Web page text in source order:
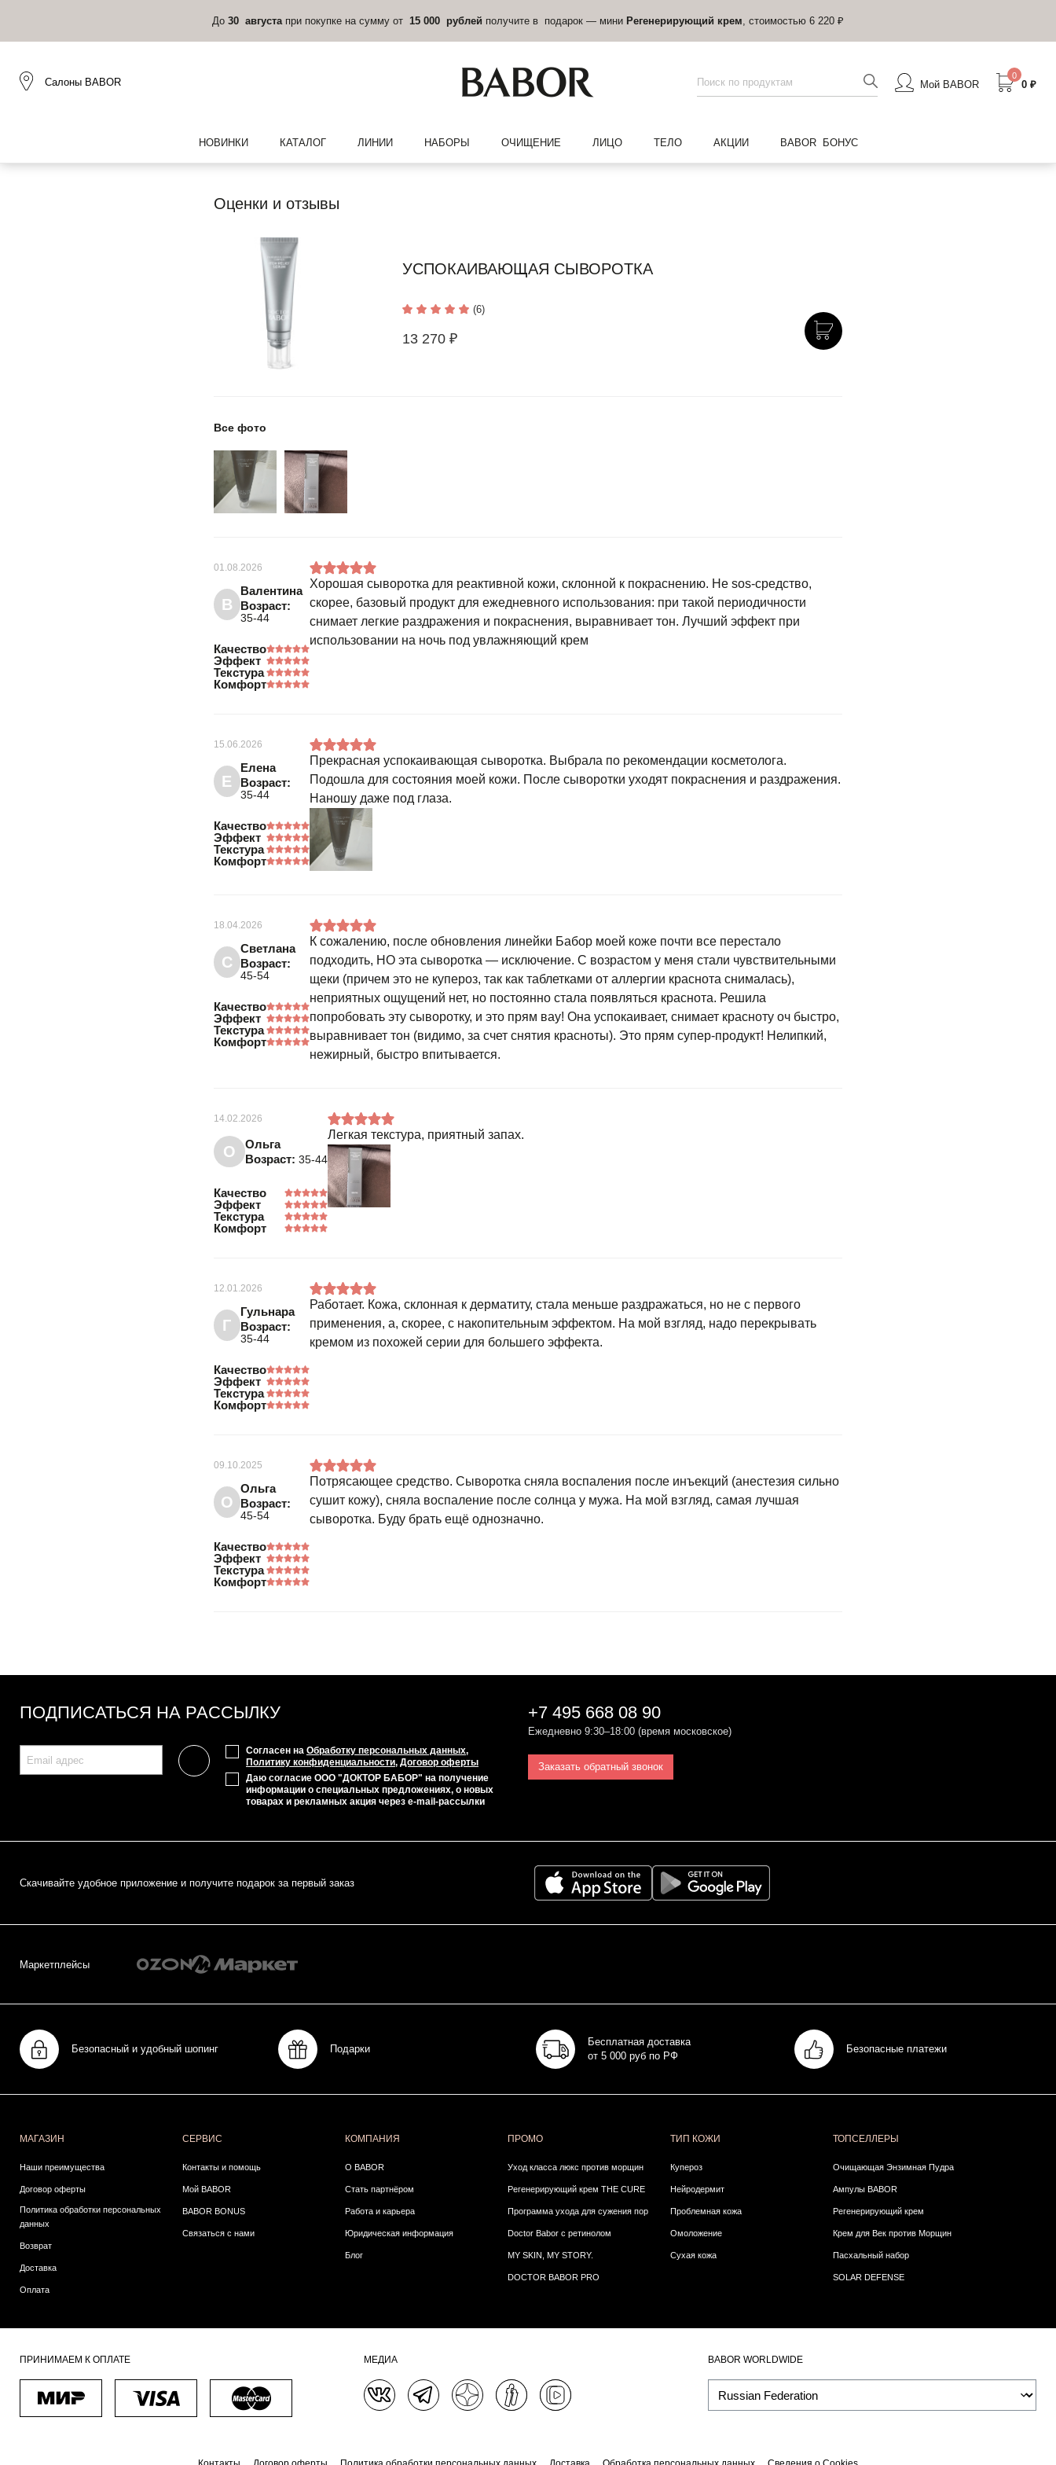
До 30 августа при покупке на сумму от 15 000 рублей получите в подарок — мини Регенерирующий крем , стоимостью 6 220 ₽
Салоны BABOR Мой BABOR
0
0 ₽
НОВИНКИ КАТАЛОГ ЛИНИИ НАБОРЫ ОЧИЩЕНИЕ ЛИЦО ТЕЛО АКЦИИ BABOR БОНУС
Оценки и отзывы
УСПОКАИВАЮЩАЯ СЫВОРОТКА
(6)
13 270 ₽
Все фото
01.08.2026
В
Валентина
Возраст:
35-44
Качество
Эффект
Текстура
Комфорт
Хорошая сыворотка для реактивной кожи, склонной к покраснению. Не sos-средство,
скорее, базовый продукт для ежедневного использования: при такой периодичности
снимает легкие раздражения и покраснения, выравнивает тон. Лучший эффект при
использовании на ночь под увлажняющий крем
15.06.2026
Е
Елена
Возраст:
35-44
Качество
Эффект
Текстура
Комфорт
Прекрасная успокаивающая сыворотка. Выбрала по рекомендации косметолога.
Подошла для состояния моей кожи. После сыворотки уходят покраснения и раздражения.
Наношу даже под глаза.
18.04.2026
С
Светлана
Возраст:
45-54
Качество
Эффект
Текстура
Комфорт
К сожалению, после обновления линейки Бабор моей коже почти все перестало
подходить, НО эта сыворотка — исключение. С возрастом у меня стали чувствительными
щеки (причем это не купероз, так как таблетками от аллергии краснота снималась),
неприятных ощущений нет, но постоянно стала появляться краснота. Решила
попробовать эту сыворотку, и это прям вау! Она успокаивает, снимает красноту оч быстро,
выравнивает тон (видимо, за счет снятия красноты). Это прям супер-продукт! Нелипкий,
нежирный, быстро впитывается.
14.02.2026
О
Ольга
Возраст: 35-44
Качество
Эффект
Текстура
Комфорт
Легкая текстура, приятный запах.
12.01.2026
Г
Гульнара
Возраст:
35-44
Качество
Эффект
Текстура
Комфорт
Работает. Кожа, склонная к дерматиту, стала меньше раздражаться, но не с первого
применения, а, скорее, с накопительным эффектом. На мой взгляд, надо перекрывать
кремом из похожей серии для большего эффекта.
09.10.2025
О
Ольга
Возраст:
45-54
Качество
Эффект
Текстура
Комфорт
Потрясающее средство. Сыворотка сняла воспаления после инъекций (анестезия сильно
сушит кожу), сняла воспаление после солнца у мужа. На мой взгляд, самая лучшая
сыворотка. Буду брать ещё однозначно.
ПОДПИСАТЬСЯ НА РАССЫЛКУ
Согласен на Обработку персональных данных,
Политику конфиденциальности, Договор оферты
Даю согласие ООО "ДОКТОР БАБОР" на получение
информации о специальных предложениях, о новых
товарах и рекламных акция через e-mail-рассылки
+7 495 668 08 90
Ежедневно 9:30–18:00 (время московское)
Заказать обратный звонок
Cкачивайте удобное приложение и получите подарок за первый заказ
Маркетплейсы
Безопасный и удобный шопинг Подарки
Бесплатная доставка
от 5 000 руб по РФ
Безопасные платежи
МАГАЗИН
Наши преимущества
Договор оферты
Политика обработки персональных
данных
Возврат
Доставка
Оплата
СЕРВИС
Контакты и помощь
Мой BABOR
BABOR BONUS
Связаться с нами
КОМПАНИЯ
О BABOR
Стать партнёром
Работа и карьера
Юридическая информация
Блог
ПРОМО
Уход класса люкс против морщин
Регенерирующий крем THE CURE
Программа ухода для сужения пор
Doctor Babor с ретинолом
MY SKIN, MY STORY.
DOCTOR BABOR PRO
ТИП КОЖИ
Купероз
Нейродермит
Проблемная кожа
Омоложение
Сухая кожа
ТОПСЕЛЛЕРЫ
Очищающая Энзимная Пудра
Ампулы BABOR
Регенерирующий крем
Крем для Век против Морщин
Пасхальный набор
SOLAR DEFENSE
ПРИНИМАЕМ К ОПЛАТЕ МЕДИА BABOR WORLDWIDE